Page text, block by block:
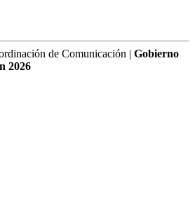
de Comunicación | Gobierno
2026